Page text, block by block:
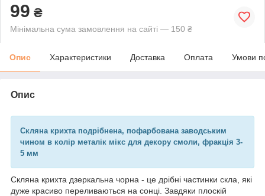
99 ₴
Мінімальна сума замовлення на сайті — 150 ₴
Опис Характеристики Доставка Оплата Умови
Опис
Скляна крихта подрібнена, пофарбована заводським
чином в колір металік мікс для декору смоли, фракція 3-
5 мм
Скляна крихта дзеркальна чорна - це дрібні частинки скла, які
дуже красиво переливаються на сонці. Завдяки плоскій